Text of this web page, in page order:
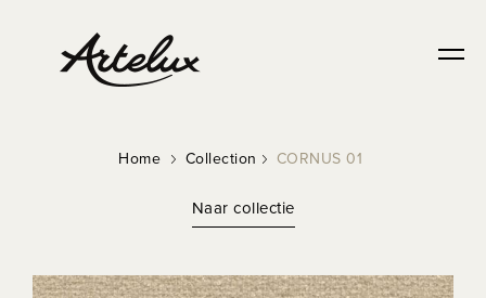
Home Collection CORNUS 01
Naar collectie